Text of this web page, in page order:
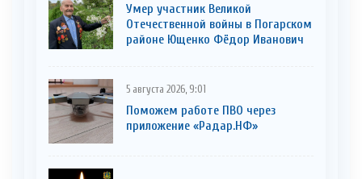
Умер участник Великой
Отечественной войны в Погарском
районе Ющенко Фёдор Иванович
5 августа 2026, 9:01
Поможем работе ПВО через
приложение «Радар.НФ»